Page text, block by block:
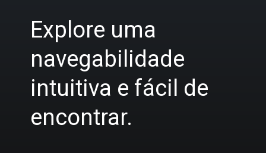
Explore uma
navegabilidade
intuitiva e fácil de
encontrar.